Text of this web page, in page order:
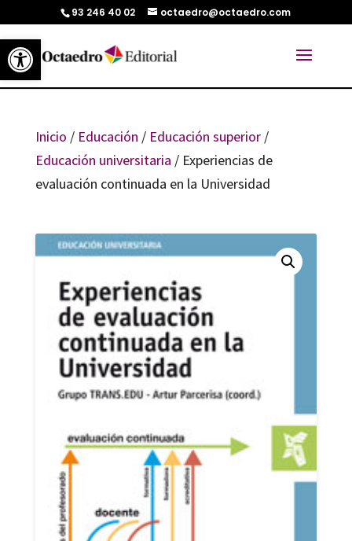
Abrir barra de herramientas
93 246 40 02 octaedro@octaedro.com
Inicio / Educación / Educación superior/
Educación universitaria / Experiencias de
evaluación continuada en la Universidad